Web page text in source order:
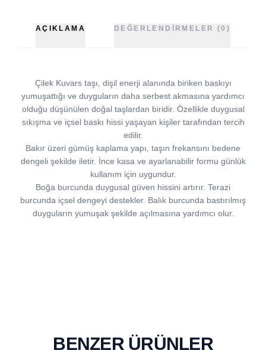
AÇIKLAMA DEĞERLENDIRMELER (0)
Çilek Kuvars taşı, dişil enerji alanında biriken baskıyı
yumuşattığı ve duyguların daha serbest akmasına yardımcı
olduğu düşünülen doğal taşlardan biridir. Özellikle duygusal
sıkışma ve içsel baskı hissi yaşayan kişiler tarafından tercih
edilir.
Bakır üzeri gümüş kaplama yapı, taşın frekansını bedene
dengeli şekilde iletir. İnce kasa ve ayarlanabilir formu günlük
kullanım için uygundur.
Boğa burcunda duygusal güven hissini artırır. Terazi
burcunda içsel dengeyi destekler. Balık burcunda bastırılmış
duyguların yumuşak şekilde açılmasına yardımcı olur.
BENZER ÜRÜNLER